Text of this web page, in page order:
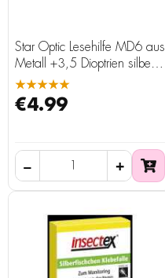
Star Optic Lesehilfe MD6 aus
Metall +3,5 Dioptrien silber
glänzend
★★★★★
€4.99